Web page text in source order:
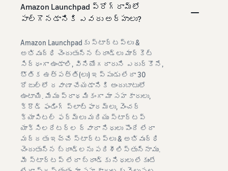
Amazon Launchpad ప్రోగ్రామ్‌లో
పాల్గొనడానికి ఎవరు అర్హులు?
Amazon Launchpadకు స్టార్టప్‌లు &
అభివృద్ధి చెందుతున్న బ్రాండ్‌లు మార్కెట్
సిద్ధంగా ఉండాలి, వినియోగదారుని ఎదుర్కొనే,
భౌతిక ఉత్పత్తి(లు) ఇప్పుడు లేదా 30
రోజుల్లో రవాణా చేయడానికి అందుబాటులో
ఉంటాయి. మేము ప్రాథమికంగా మా సహకారులు,
క్రౌడ్ ఫండింగ్ ప్లాట్‌ఫారమ్‌లు, వెంచర్
క్యాపిటల్ ఫర్మ్‌లు మరియు స్టార్టప్
యాక్సిలరేటర్‌ల ద్వారా నిధులు పొందే లేదా
మద్దతు ఇచ్చే స్టార్టప్‌లు & అభివృద్ధి
చెందుతున్న బ్రాండ్‌లను పరిశీలిస్తున్నాము.
మీ స్టార్టప్ లేదా బ్రాండ్‌కు నిధులు లేకుంటే